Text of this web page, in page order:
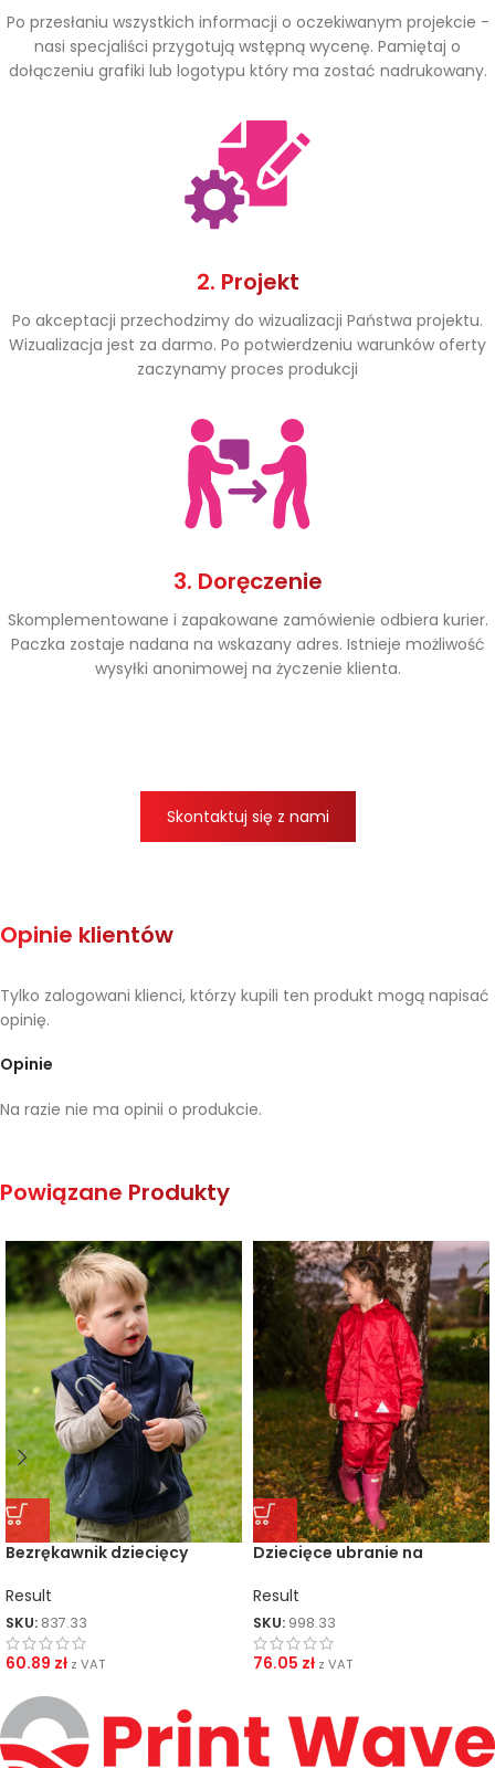
Po przesłaniu wszystkich informacji o oczekiwanym projekcie -
nasi specjaliści przygotują wstępną wycenę. Pamiętaj o
dołączeniu grafiki lub logotypu który ma zostać nadrukowany.
2. Projekt
Po akceptacji przechodzimy do wizualizacji Państwa projektu.
Wizualizacja jest za darmo. Po potwierdzeniu warunków oferty
zaczynamy proces produkcji
3. Doręczenie
Skomplementowane i zapakowane zamówienie odbiera kurier.
Paczka zostaje nadana na wskazany adres. Istnieje możliwość
wysyłki anonimowej na życzenie klienta.
Skontaktuj się z nami
Opinie klientów
Opinie
Na razie nie ma opinii o produkcie.
Tylko zalogowani klienci, którzy kupili ten produkt mogą napisać
opinię.
Powiązane Produkty
Bezrękawnik dziecięcy
Result
SKU: 837.33
60.89 zł z VAT
Dziecięce ubranie na
Result
SKU: 998.33
76.05 zł z VAT